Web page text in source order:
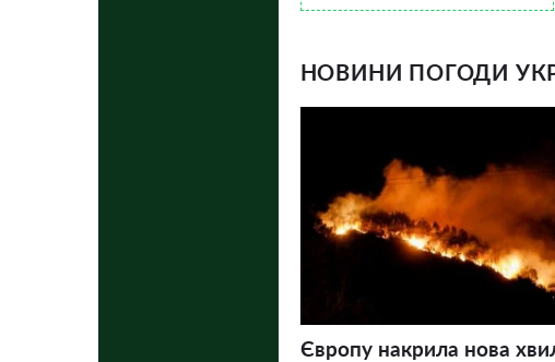
НОВИНИ ПОГОДИ
Європу накрила нова